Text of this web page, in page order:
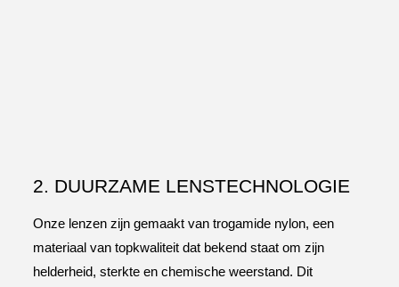
2. DUURZAME LENSTECHNOLOGIE
Onze lenzen zijn gemaakt van trogamide nylon, een
materiaal van topkwaliteit dat bekend staat om zijn
helderheid, sterkte en chemische weerstand. Dit